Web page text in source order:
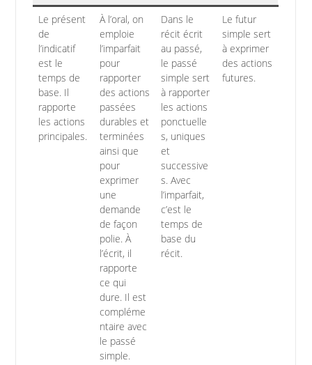
Le présent
de
l’indicatif
est le
temps de
base. Il
rapporte
les actions
principales.
À l’oral, on
emploie
l’imparfait
pour
rapporter
des actions
passées
durables et
terminées
ainsi que
pour
exprimer
une
demande
de façon
polie. À
l’écrit, il
rapporte
ce qui
dure. Il est
compléme
ntaire avec
le passé
simple.
Dans le
récit écrit
au passé,
le passé
simple sert
à rapporter
les actions
ponctuelle
s, uniques
et
successive
s. Avec
l’imparfait,
c’est le
temps de
base du
récit.
Le futur
simple sert
à exprimer
des actions
futures.